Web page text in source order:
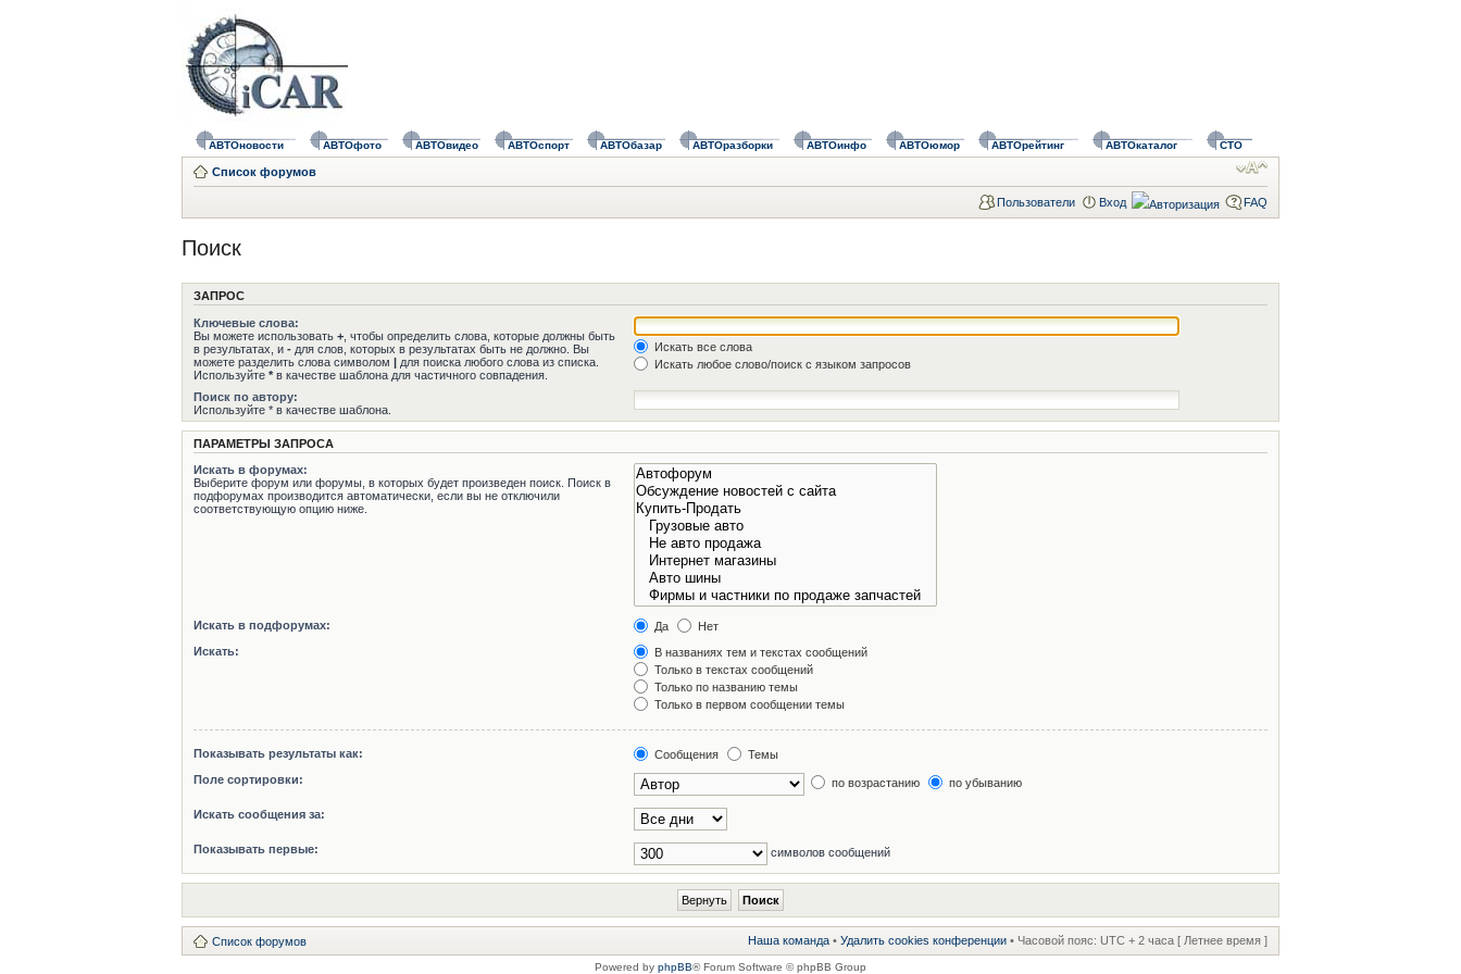
АВТОновости АВТОфото АВТОвидео АВТОспорт АВТОбазар АВТОразборки АВТОинфо АВТОюмор АВТОрейтинг АВТОкаталог СТО
Список форумов
Пользователи Вход FAQ
Поиск
ЗАПРОС
Ключевые слова:
Вы можете использовать + , чтобы определить слова, которые должны быть
в результатах, и - для слов, которых в результатах быть не должно. Вы
можете разделить слова символом | для поиска любого слова из списка.
Используйте * в качестве шаблона для частичного совпадения.
Искать все слова
Искать любое слово/поиск с языком запросов
Поиск по автору:
Используйте * в качестве шаблона.
ПАРАМЕТРЫ ЗАПРОСА
Искать в форумах:
Выберите форум или форумы, в которых будет произведен поиск. Поиск в
подфорумах производится автоматически, если вы не отключили
соответствующую опцию ниже.
Искать в подфорумах: Да
Нет
Искать:
В названиях тем и текстах сообщений
Только в текстах сообщений
Только по названию темы
Только в первом сообщении темы
Показывать результаты как: Сообщения
Темы
Поле сортировки:
по возрастанию по убыванию
Искать сообщения за:
Показывать первые: символов сообщений
Список форумов Наша команда • Удалить cookies конференции • Часовой пояс: UTC + 2 часа [ Летнее время ]
Powered by phpBB® Forum Software © phpBB Group